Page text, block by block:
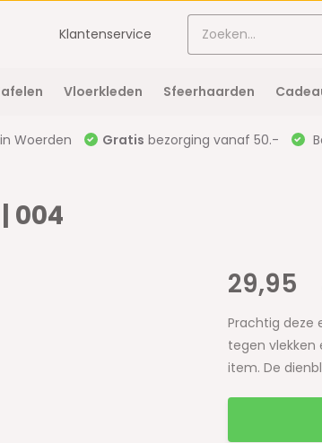
Klantenservice
Vloerkleden Sfeerhaarden
Woerden Gratis bezorging vanaf 50.-
004
29,95
Prachtig deze
tegen vlekken
item. De